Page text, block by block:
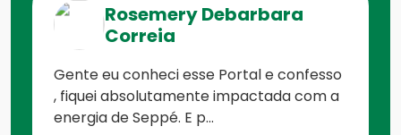
Rosemery Debarbara
Correia
Gente eu conheci esse Portal e confesso
, fiquei absolutamente impactada com a
energia de Seppé. E p...